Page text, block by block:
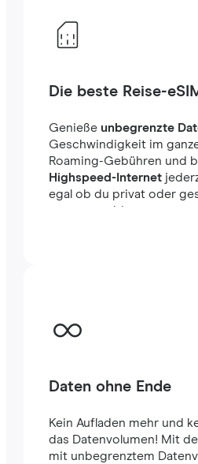
Die beste Reise-
Genieße unbegrenzte
Geschwindigkeit im
Roaming-Gebühren und
Highspeed-Internet
egal ob du privat oder
unterwegs bist.
Daten ohne Ende
Kein Aufladen mehr und
das Datenvolumen! Mit
mit unbegrenztem